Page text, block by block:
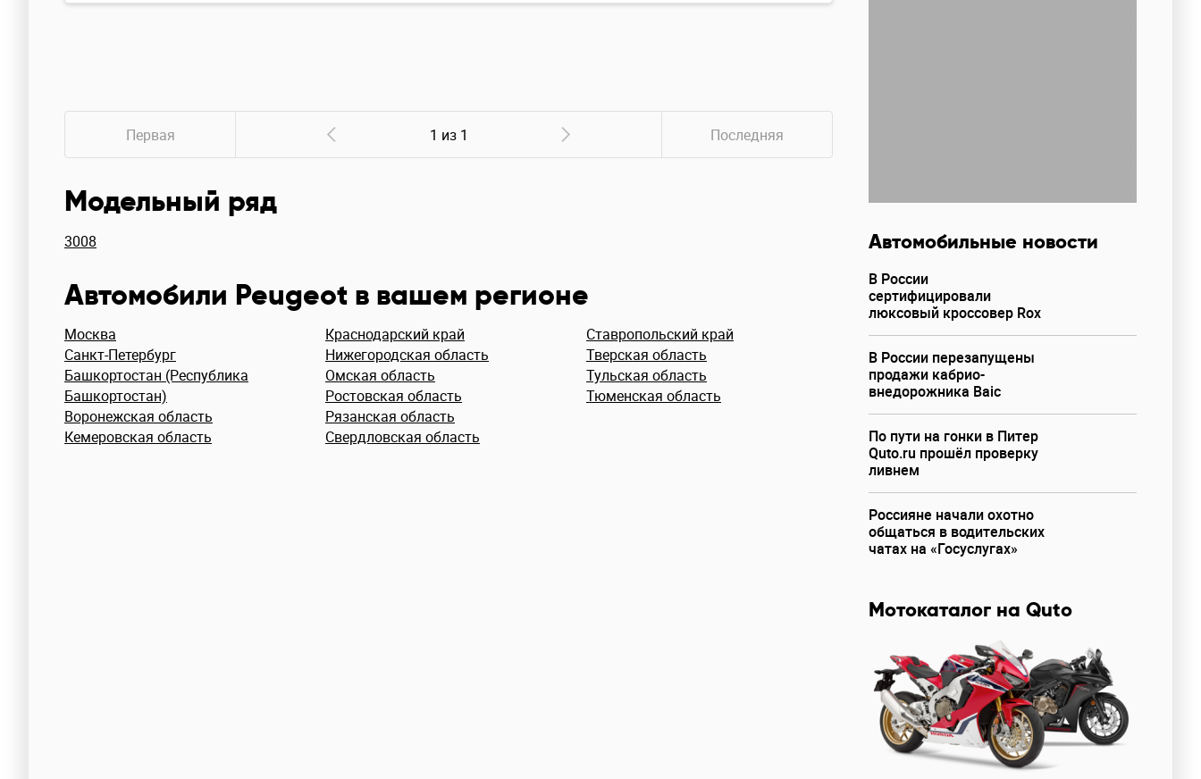
Первая 1 из 1 Последняя
Модельный ряд
3008
Автомобили Peugeot в вашем регионе
Москва
Санкт-Петербург
Башкортостан (Республика
Башкортостан)
Воронежская область
Кемеровская область
Краснодарский край
Нижегородская область
Омская область
Ростовская область
Рязанская область
Свердловская область
Ставропольский край
Тверская область
Тульская область
Тюменская область
Автомобильные новости
В России
сертифицировали
люксовый кроссовер Rox
В России перезапущены
продажи кабрио-
внедорожника Baic
По пути на гонки в Питер
Quto.ru прошёл проверку
ливнем
Россияне начали охотно
общаться в водительских
чатах на «Госуслугах»
Мотокаталог на Quto